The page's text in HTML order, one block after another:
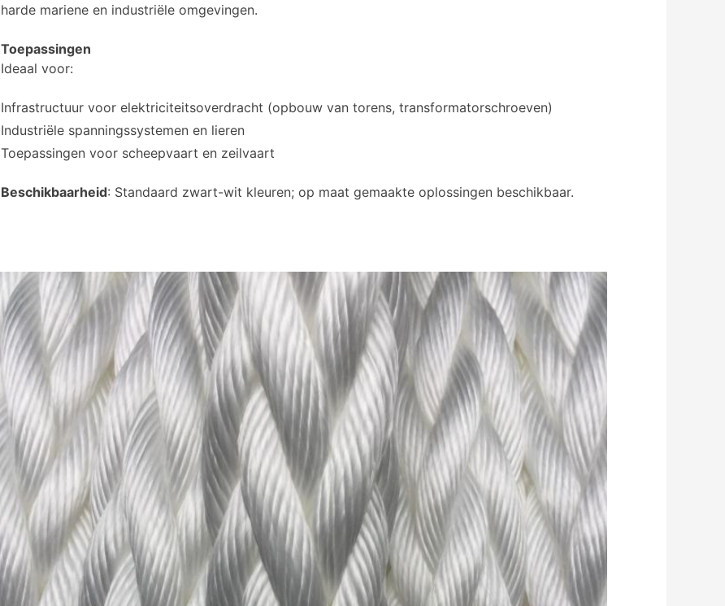
harde mariene en industriële omgevingen.
Toepassingen
Ideaal voor:
Infrastructuur voor elektriciteitsoverdracht (opbouw van torens, transformatorschroeven)
Industriële spanningssystemen en lieren
Toepassingen voor scheepvaart en zeilvaart
Beschikbaarheid: Standaard zwart-wit kleuren; op maat gemaakte oplossingen beschikbaar.